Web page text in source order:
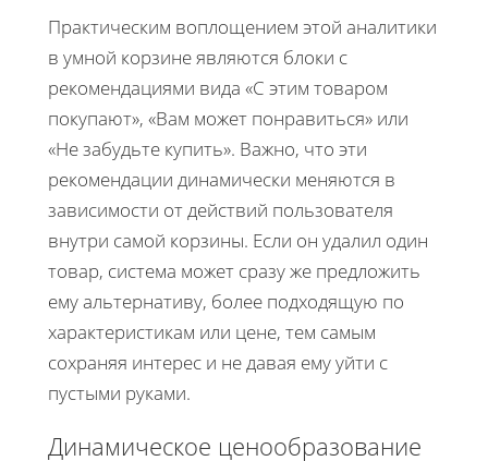
Практическим воплощением этой аналитики
в умной корзине являются блоки с
рекомендациями вида «С этим товаром
покупают», «Вам может понравиться» или
«Не забудьте купить». Важно, что эти
рекомендации динамически меняются в
зависимости от действий пользователя
внутри самой корзины. Если он удалил один
товар, система может сразу же предложить
ему альтернативу, более подходящую по
характеристикам или цене, тем самым
сохраняя интерес и не давая ему уйти с
пустыми руками.
Динамическое ценообразование